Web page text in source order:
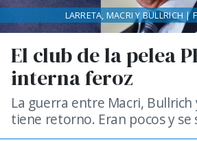
El club de la pelea
interna feroz
La guerra entre Macri,
tiene retorno. Eran pocos y se
LARRETA, MACRI Y BULLRICH |